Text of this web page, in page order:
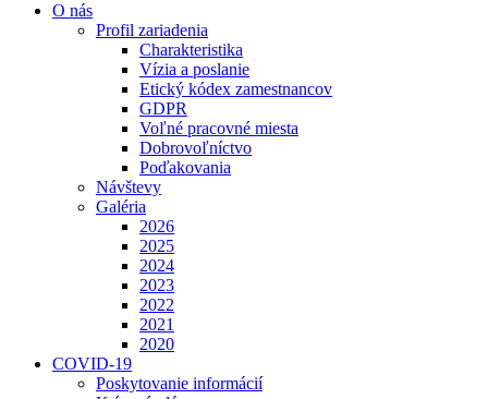
O nás
Profil zariadenia
Charakteristika
Vízia a poslanie
Etický kódex zamestnancov
GDPR
Voľné pracovné miesta
Dobrovoľníctvo
Poďakovania
Návštevy
Galéria
2026
2025
2024
2023
2022
2021
2020
COVID-19
Poskytovanie informácií